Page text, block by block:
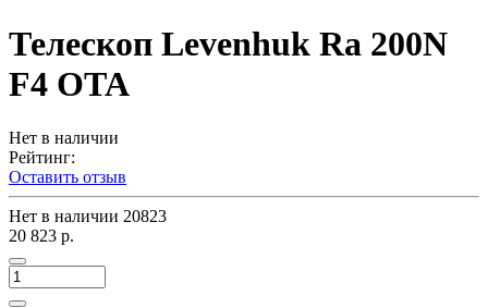
Телескоп Levenhuk Ra 200N
F4 OTA
Нет в наличии
Рейтинг:
Оставить отзыв
Нет в наличии 20823
20 823 р.